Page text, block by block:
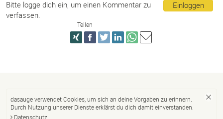
Einloggen
Bitte logge dich ein, um einen Kommentar zu
verfassen.
Teilen
dasauge verwendet Cookies, um sich an deine Vorgaben zu erinnern.
Durch Nutzung unserer Dienste erklärst du dich damit einverstanden.
Datenschutz